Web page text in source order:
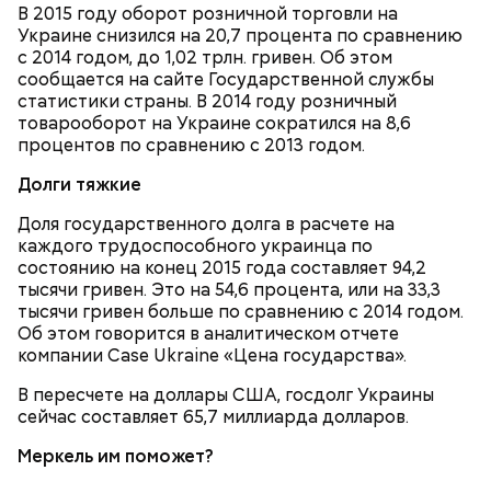
В 2015 году оборот розничной торговли на
Украине снизился на 20,7 процента по сравнению
с 2014 годом, до 1,02 трлн. гривен. Об этом
сообщается на сайте Государственной службы
статистики страны. В 2014 году розничный
товарооборот на Украине сократился на 8,6
процентов по сравнению с 2013 годом.
Долги тяжкие
Доля государственного долга в расчете на
каждого трудоспособного украинца по
состоянию на конец 2015 года составляет 94,2
тысячи гривен. Это на 54,6 процента, или на 33,3
тысячи гривен больше по сравнению с 2014 годом.
Об этом говорится в аналитическом отчете
компании Case Ukraine «Цена государства».
В пересчете на доллары США, госдолг Украины
сейчас составляет 65,7 миллиарда долларов.
Меркель им поможет?
Святитель Николай дожил до глубокой старости и
скончался в середине IV века. По церковному
преданию, мощи святого сохранились нетленными
и источали чудесное миро, от которого исцелилось
множество людей. В 1087 году мощи Николая
Угодника были перенесены в итальянский город
Бар (Бари), где находятся и поныне.
во всякий час помогает».
Кабачки в овощном соусе
100 г муки;
уксус по вкусу;
30 г сахара.